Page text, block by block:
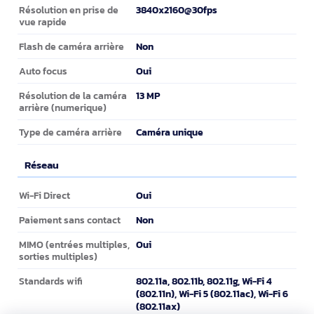
Résolution en prise de
vue rapide
3840x2160@30fps
Flash de caméra arrière Non
Auto focus Oui
Résolution de la caméra
arrière (numerique)
13 MP
Type de caméra arrière Caméra unique
Réseau
Réseau
Wi-Fi Direct Oui
Paiement sans contact Non
MIMO (entrées multiples,
sorties multiples)
Oui
Standards wifi
802.11a, 802.11b, 802.11g, Wi-Fi 4
(802.11n), Wi-Fi 5 (802.11ac), Wi-Fi 6
(802.11ax)